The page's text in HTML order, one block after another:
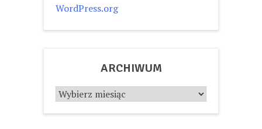
WordPress.org
ARCHIWUM
Archiwum